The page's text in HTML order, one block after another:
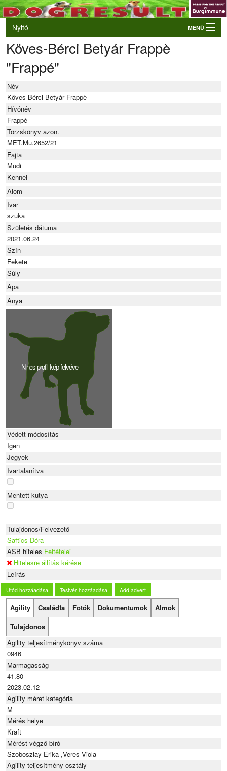
Nyitó MENÜ
Belépés
VB és EO válogatók
Élő eredmények
Kutyák
Tulajdonosok/Felvezetők
Köves-Bérci Betyár Frappè
"Frappé"
Név
Köves-Bérci Betyár Frappè
Hívónév
Frappé
Törzskönyv azon.
MET.Mu.2652/21
Fajta
Mudi
Kennel
Alom
Ivar
szuka
Születés dátuma
2021.06.24
Szín
Fekete
Súly
Apa
Anya
Nincs profil kép felvéve
Védett módosítás
Igen
Jegyek
Ivartalanítva
Mentett kutya
Tulajdonos/Felvezető
Saftics Dóra
ASB hiteles Feltételei
Hitelesre állítás kérése
Leírás
Utód hozzáadása Testvér hozzáadása Add advert
Agility Családfa Fotók Dokumentumok
Almok
Tulajdonos
Agility teljesítménykönyv száma
0946
Marmagasság
41.80
2023.02.12
Agility méret kategória
M
Mérés helye
Kraft
Mérést végző bíró
Szoboszlay Erika ,Veres Viola
Agility teljesítmény-osztály